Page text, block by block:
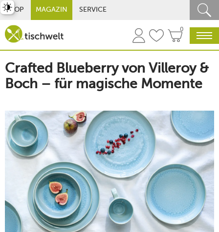
SHOP MAGAZIN SERVICE
0
Crafted Blueberry von Villeroy &
Boch – für magische Momente
umschalten